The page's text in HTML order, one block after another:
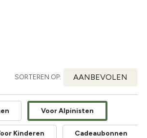
SORTEREN OP: AANBEVOLEN
Voor Alpinisten
Kinderen Cadeaubonnen